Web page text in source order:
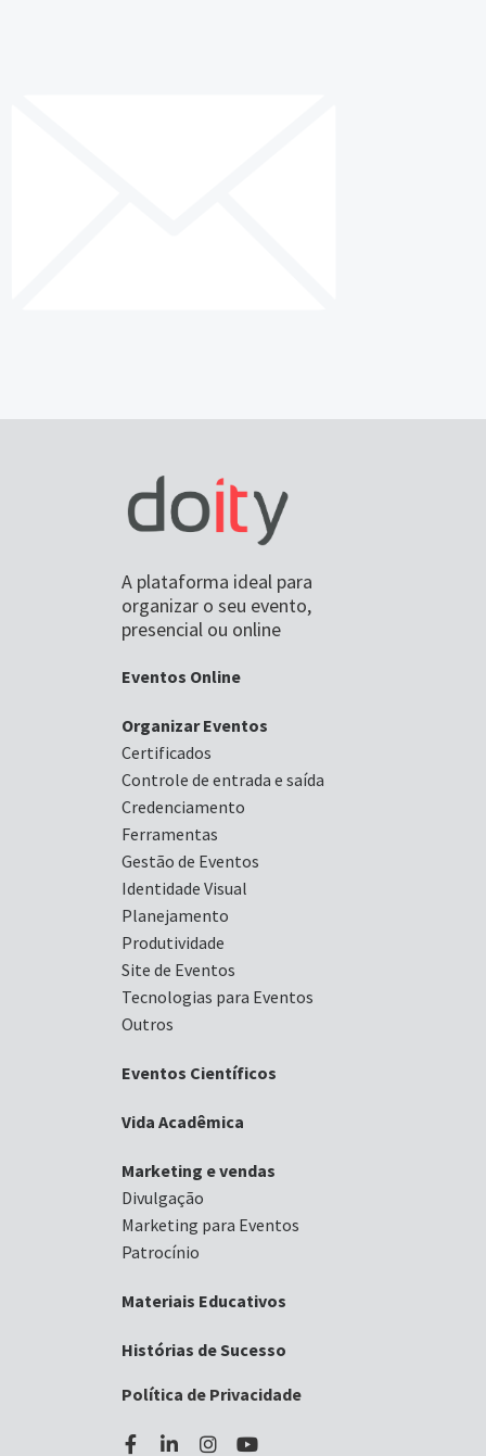
A plataforma ideal para
organizar o seu evento,
presencial ou online
Eventos Online
Organizar Eventos
Certificados
Controle de entrada e saída
Credenciamento
Ferramentas
Gestão de Eventos
Identidade Visual
Planejamento
Produtividade
Site de Eventos
Tecnologias para Eventos
Outros
Eventos Científicos
Vida Acadêmica
Marketing e vendas
Divulgação
Marketing para Eventos
Patrocínio
Materiais Educativos
Histórias de Sucesso
Política de Privacidade